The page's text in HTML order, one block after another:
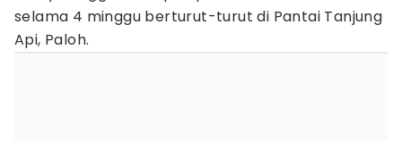
selama 4 minggu berturut-turut di Pantai Tanjung
Api, Paloh.